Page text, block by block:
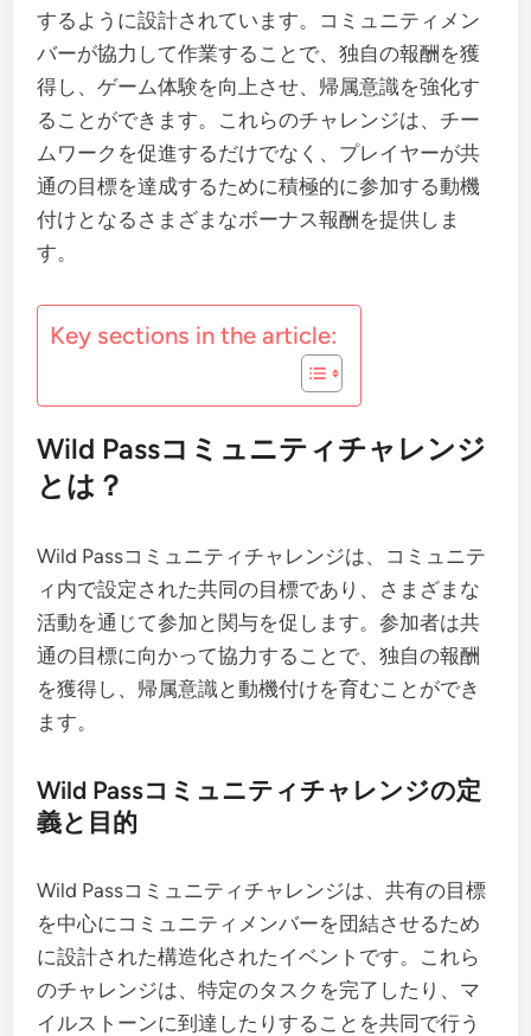
するように設計されています。コミュニティメン
バーが協力して作業することで、独自の報酬を獲
得し、ゲーム体験を向上させ、帰属意識を強化す
ることができます。これらのチャレンジは、チー
ムワークを促進するだけでなく、プレイヤーが共
通の目標を達成するために積極的に参加する動機
付けとなるさまざまなボーナス報酬を提供しま
す。
Key sections in the article:
Wild Passコミュニティチャレンジ
とは？
Wild Passコミュニティチャレンジは、コミュニテ
ィ内で設定された共同の目標であり、さまざまな
活動を通じて参加と関与を促します。参加者は共
通の目標に向かって協力することで、独自の報酬
を獲得し、帰属意識と動機付けを育むことができ
ます。
Wild Passコミュニティチャレンジの定
義と目的
Wild Passコミュニティチャレンジは、共有の目標
を中心にコミュニティメンバーを団結させるため
に設計された構造化されたイベントです。これら
のチャレンジは、特定のタスクを完了したり、マ
イルストーンに到達したりすることを共同で行う